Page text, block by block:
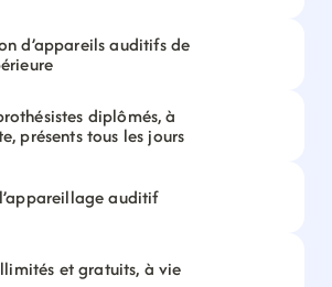
d’appareils auditifs de
diplômés, à
présents tous les jours
auditif
et gratuits, à vie